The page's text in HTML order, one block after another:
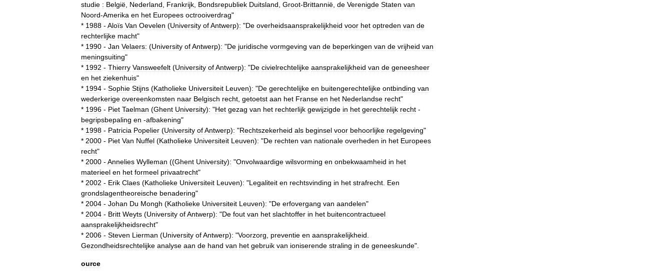
studie : België Nederland Frankrijk Bondsrepubliek Duitsland Groot-Brittannië de Verenigde Staten van
Noord-Amerika en het Europees octrooiverdrag"
* 1988 - Aloïs Van Oevelen (University ofAntwerp): "De overheidsaansprakelijkheid voor het optreden van de
rechterlijke macht"
* 1990 - Jan Velaers: (University ofAntwerp): "De juridische vormgeving van de beperkingen van de vrijheid van
meningsuiting"
* 1992 - Thierry Vansweefelt (University ofAntwerp): "De civielrechtelijke aansprakelijkheid van de geneesheer
en het ziekenhuis"
* 1994 - Sophie Stijns (Katholieke Universiteit Leuven): "De gerechtelijke en buitengerechtelijke ontbinding van
wederkerige overeenkomsten naar Belgisch recht getoetst aan het Franse en het Nederlandse recht"
* 1996 - Piet Taelman (Ghent University): "Het gezag van het rechterlijk gewijzigde in het gerechtelijk recht -
begripsbepaling en -afbakening"
* 1998 - Patricia Popelier (University ofAntwerp): "Rechtszekerheid als beginsel voor behoorlijke regelgeving"
* 2000 - Piet Van Nuffel (Katholieke Universiteit Leuven): "De rechten van nationale overheden in het Europees
recht"
* 2000 - Annelies Wylleman ((Ghent University): "Onvolwaardige wilsvorming en onbekwaamheid in het
materieel en het formeel privaatrecht"
* 2002 - Erik Claes (Katholieke Universiteit Leuven): "Legaliteit en rechtsvinding in het strafrecht Een
grondslagentheoreische benadering"
* 2004 - Johan Du Mongh (Katholieke Universiteit Leuven): "De erfovergang van aandelen"
* 2004 - Britt Weyts (University ofAntwerp): "De fout van het slachtoffer in het buitencontractueel
aansprakelijkheidsrecht"
* 2006 - Steven Lierman (University ofAntwerp): "Voorzorg preventie en aansprakelijkheid
Gezondheidsrechtelijke analyse aan de hand van het gebruik van ioniserende straling in de geneeskunde".
ource